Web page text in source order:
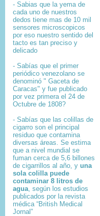
- Sabias que la yema de
cada uno de nuestros
dedos tiene mas de 10 mil
sensores microscopicos
por eso nuestro sentido del
tacto es tan preciso y
delicado
- Sabías que el primer
periódico venezolano se
denominó " Gaceta de
Caracas" y fue publicado
por vez primera el 24 de
Octubre de 1808?
- Sabías que l as colillas de
cigarro son el principal
residuo que contamina
diversas áreas. Se estima
que a nivel mundial se
fuman cerca de 5,6 billones
de cigarrillos al año, y una
sola colilla puede
contaminar 8 litros de
agua, según los estudios
publicados por la revista
médica “British Medical
Jornal”